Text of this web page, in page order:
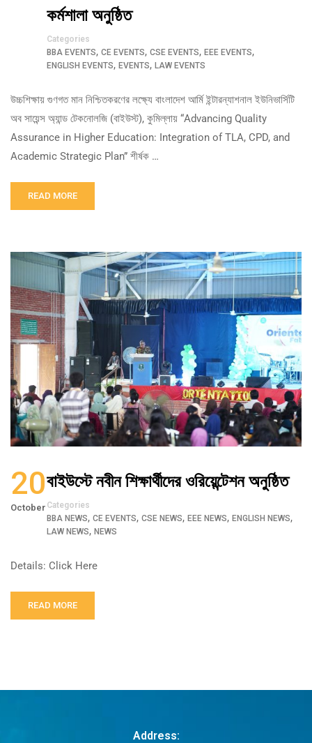
কর্মশালা অনুষ্ঠিত
Categories
BBA EVENTS, CE EVENTS, CSE EVENTS, EEE EVENTS,
ENGLISH EVENTS, EVENTS, LAW EVENTS
উচ্চশিক্ষায় গুণগত মান নিশ্চিতকরণের লক্ষ্যে বাংলাদেশ আর্মি ইন্টারন্যাশনাল ইউনিভার্সিটি
অব সায়েন্স অ্যান্ড টেকনোলজি (বাইউস্ট), কুমিল্লায় “Advancing Quality
Assurance in Higher Education: Integration of TLA, CPD, and
Academic Strategic Plan” শীর্ষক …
READ MORE
20
October
বাইউস্টে নবীন শিক্ষার্থীদের ওরিয়েন্টেশন অনুষ্ঠিত
Categories
BBA NEWS, CE EVENTS, CSE NEWS, EEE NEWS, ENGLISH NEWS,
LAW NEWS, NEWS
Details: Click Here
READ MORE
Address: